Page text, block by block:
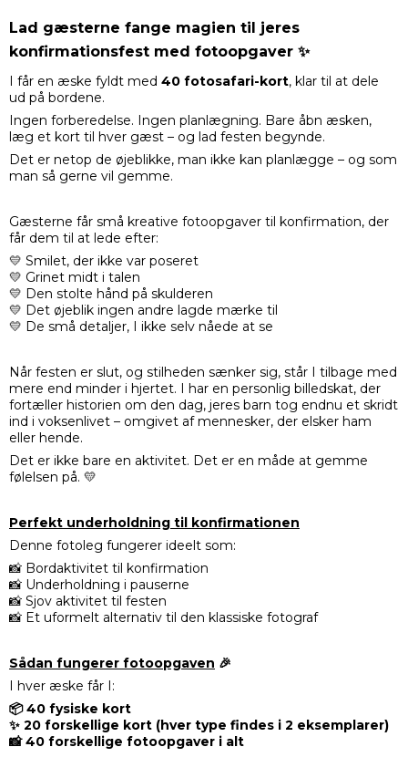
Lad gæsterne fange magien til jeres
konfirmationsfest med fotoopgaver ✨
I får en æske fyldt med 40 fotosafari-kort, klar til at dele
ud på bordene.
Ingen forberedelse. Ingen planlægning. Bare åbn æsken,
læg et kort til hver gæst – og lad festen begynde.
Det er netop de øjeblikke, man ikke kan planlægge – og som
man så gerne vil gemme.
Gæsterne får små kreative fotoopgaver til konfirmation, der
får dem til at lede efter:
💛 Smilet, der ikke var poseret
💛 Grinet midt i talen
💛 Den stolte hånd på skulderen
💛 Det øjeblik ingen andre lagde mærke til
💛 De små detaljer, I ikke selv nåede at se
Når festen er slut, og stilheden sænker sig, står I tilbage med
mere end minder i hjertet. I har en personlig billedskat, der
fortæller historien om den dag, jeres barn tog endnu et skridt
ind i voksenlivet – omgivet af mennesker, der elsker ham
eller hende.
Det er ikke bare en aktivitet. Det er en måde at gemme
følelsen på. 💛
Perfekt underholdning til konfirmationen
Denne fotoleg fungerer ideelt som:
📸 Bordaktivitet til konfirmation
📸 Underholdning i pauserne
📸 Sjov aktivitet til festen
📸 Et uformelt alternativ til den klassiske fotograf
Sådan fungerer fotoopgaven 🎉
I hver æske får I:
📦 40 fysiske kort
✨ 20 forskellige kort (hver type findes i 2 eksemplarer)
📸 40 forskellige fotoopgaver i alt